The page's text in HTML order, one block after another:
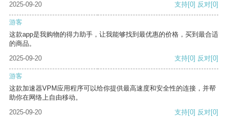
2025-09-20
支持[0] 反对[0]
游客
这款app是我购物的得力助手，让我能够找到最优惠的价格，买到最合适
的商品。
2025-09-20
支持[0] 反对[0]
游客
这款加速器VPM应用程序可以给你提供最高速度和安全性的连接，并帮
助你在网络上自由移动。
2025-09-20
支持[0] 反对[0]